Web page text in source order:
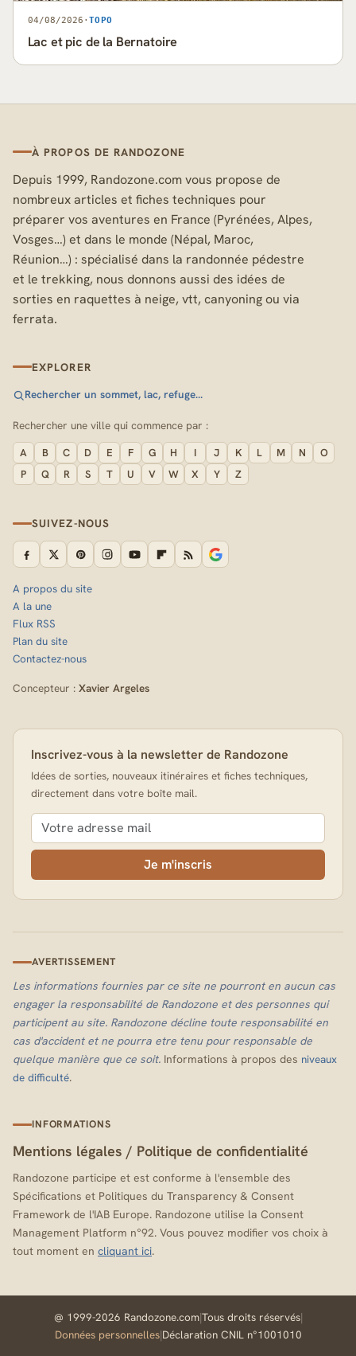
04/08/2026 · TOPO
Lac et pic de la Bernatoire
À PROPOS DE RANDOZONE
Depuis 1999, Randozone.com vous propose de
nombreux articles et fiches techniques pour
préparer vos aventures en France (Pyrénées, Alpes,
Vosges…) et dans le monde (Népal, Maroc,
Réunion…) : spécialisé dans la randonnée pédestre
et le trekking, nous donnons aussi des idées de
sorties en raquettes à neige, vtt, canyoning ou via
ferrata.
EXPLORER
Rechercher un sommet, lac, refuge…
Rechercher une ville qui commence par :
A B C D E F G H I J K L M N
O
P
Q R S T U V W X Y Z
SUIVEZ-NOUS
A propos du site
A la une
Flux RSS
Plan du site
Contactez-nous
Concepteur : Xavier Argeles
Inscrivez-vous à la newsletter de Randozone
Idées de sorties, nouveaux itinéraires et fiches techniques,
directement dans votre boîte mail.
Je m'inscris
AVERTISSEMENT
Les informations fournies par ce site ne pourront en aucun cas
engager la responsabilité de Randozone et des personnes qui
participent au site. Randozone décline toute responsabilité en
cas d'accident et ne pourra etre tenu pour responsable de
quelque manière que ce soit. Informations à propos des niveaux
de difficulté.
INFORMATIONS
Mentions légales / Politique de confidentialité
Randozone participe et est conforme à l'ensemble des
Spécifications et Politiques du Transparency & Consent
Framework de l'IAB Europe. Randozone utilise la Consent
Management Platform n°92. Vous pouvez modifier vos choix à
tout moment en cliquant ici.
@ 1999-2026 Randozone.com|Tous droits réservés|
Données personnelles|Déclaration CNIL n°1001010